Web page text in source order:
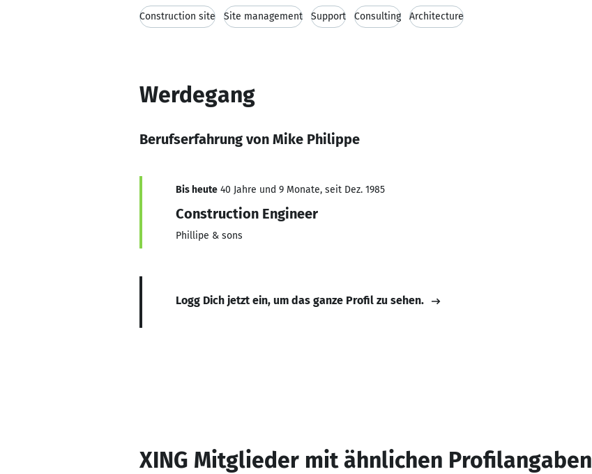
Construction site Site management Support Consulting Architecture
Werdegang
Berufserfahrung von Mike Philippe
Bis heute 40 Jahre und 9 Monate, seit Dez. 1985
Construction Engineer
Phillipe & sons
Logg Dich jetzt ein, um das ganze Profil zu sehen.
XING Mitglieder mit ähnlichen Profilangaben